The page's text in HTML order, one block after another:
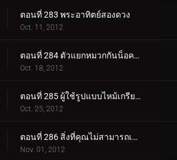
ตอนที่ 283 พระอาทิตย์สองดวง
Oct. 11, 2012
ตอนที่ 284 ตัวแยกหมวกกันน็อค: จินิน อาเคบิโนะ!
Oct. 18, 2012
ตอนที่ 285 ผู้ใช้รูปแบบไหม้เกรียม: ปาคุระแห่งทราย!
Oct. 25, 2012
ตอนที่ 286 สิ่งที่คุณไม่สามารถเอากลับมาได้
Nov. 01, 2012